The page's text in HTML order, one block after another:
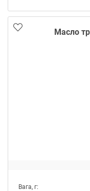
Тип контейнера:
Масло
Вага, г: